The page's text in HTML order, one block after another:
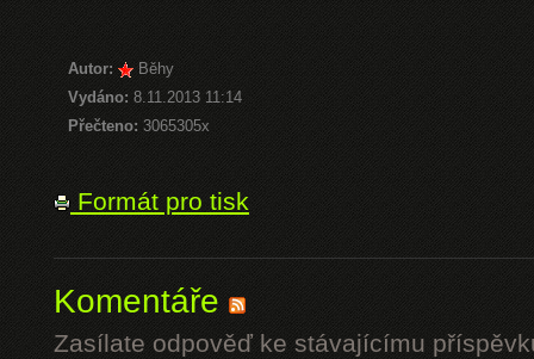
Autor:
Běhy
Vydáno: 8.11.2013 11:14
Přečteno: 3065305x
Formát pro tisk
Komentáře
Zasílate odpověď ke stávajícímu